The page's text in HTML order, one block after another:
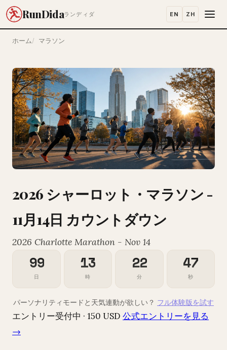
RunDidaランディダ EN ZH
ホーム マラソン
2026 シャーロット・マラソン -
11月14日 カウントダウン
2026 Charlotte Marathon - Nov 14
99
日
13
時
22
分
46
秒
パーソナリティモードと天気連動が欲しい？ フル体験版を試す
エントリー受付中 · 150 USD 公式エントリーを見る
→